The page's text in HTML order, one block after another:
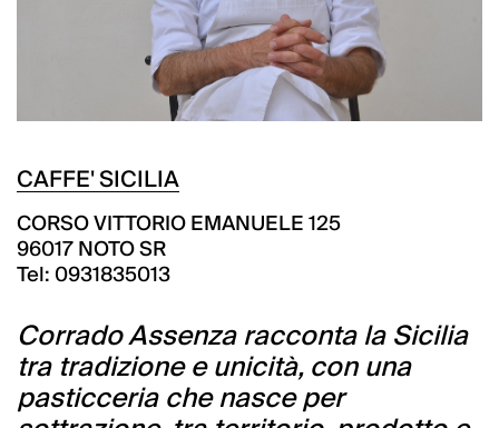
Corrado Assenza racconta la Sicilia
tra tradizione e unicità, con una
pasticceria che nasce per
CAFFE' SICILIA
CORSO VITTORIO EMANUELE 125
96017 NOTO SR
Tel: 0931835013